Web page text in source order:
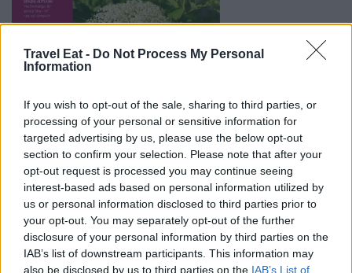
Travel Eat - Do Not Process My Personal
Information
If you wish to opt-out of the sale, sharing to third parties, or
processing of your personal or sensitive information for
targeted advertising by us, please use the below opt-out
section to confirm your selection. Please note that after your
opt-out request is processed you may continue seeing
interest-based ads based on personal information utilized by
us or personal information disclosed to third parties prior to
your opt-out. You may separately opt-out of the further
disclosure of your personal information by third parties on the
IAB’s list of downstream participants. This information may
also be disclosed by us to third parties on the IAB’s List of